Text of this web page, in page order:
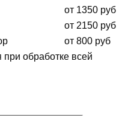
от 1350 руб
от 2150 руб
от 800 руб
при обработке всей